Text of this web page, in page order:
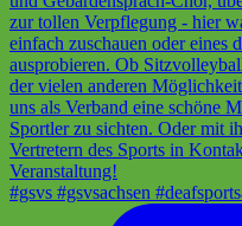
#gsvs #gsvsachsen